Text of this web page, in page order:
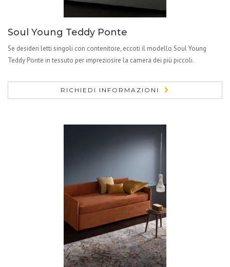
Soul Young Teddy Ponte
Se desideri letti singoli con contenitore, eccoti il modello Soul Young
Teddy Ponte in tessuto per impreziosire la camera dei più piccoli.
RICHIEDI INFORMAZIONI